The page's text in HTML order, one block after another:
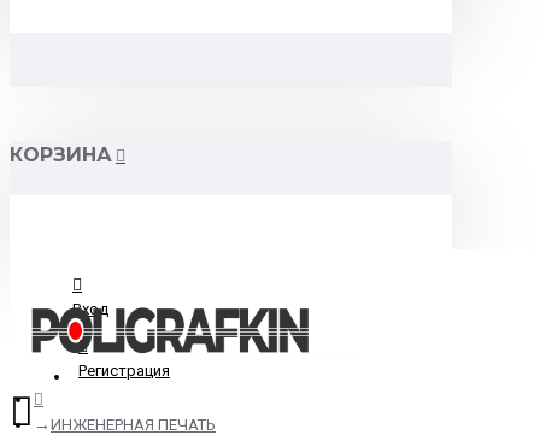
КОРЗИНА
Вход
Регистрация
ИНЖЕНЕРНАЯ ПЕЧАТЬ